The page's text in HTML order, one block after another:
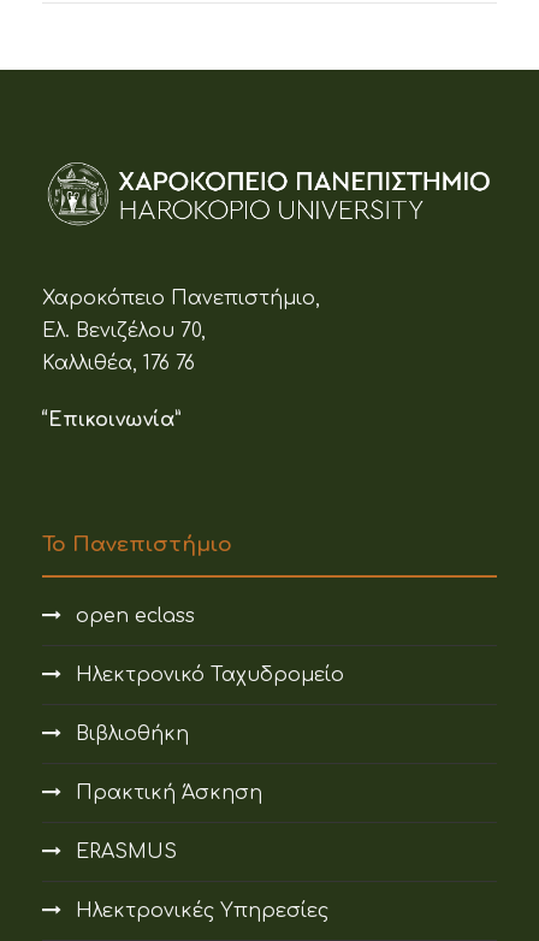
Χαροκόπειο Πανεπιστήμιο,
Ελ. Βενιζέλου 70,
Καλλιθέα, 176 76
“Επικοινωνία”
Το Πανεπιστήμιο
open eclass
Ηλεκτρονικό Ταχυδρομείο
Βιβλιοθήκη
Πρακτική Άσκηση
ERASMUS
Ηλεκτρονικές Υπηρεσίες